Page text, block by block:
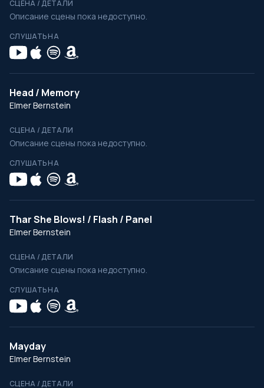
СЦЕНА / ДЕТАЛИ
Описание сцены пока недоступно.
СЛУШАТЬ НА
Head / Memory
Elmer Bernstein
СЦЕНА / ДЕТАЛИ
Описание сцены пока недоступно.
СЛУШАТЬ НА
Thar She Blows! / Flash / Panel
Elmer Bernstein
СЦЕНА / ДЕТАЛИ
Описание сцены пока недоступно.
СЛУШАТЬ НА
Mayday
Elmer Bernstein
СЦЕНА / ДЕТАЛИ